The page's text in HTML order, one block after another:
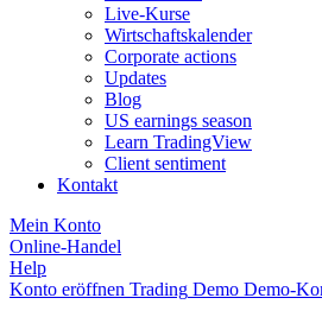
Live-Kurse
Wirtschaftskalender
Corporate actions
Updates
Blog
US earnings season
Learn TradingView
Client sentiment
Kontakt
Mein Konto
Online-Handel
Help
Konto eröffnen Trading Demo Demo-